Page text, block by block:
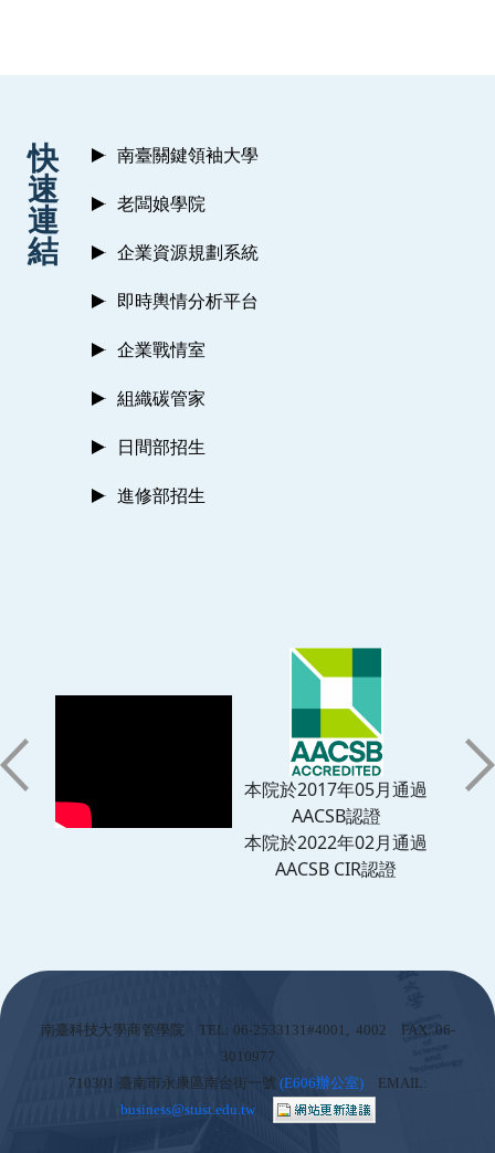
快
速
連
結
南臺關鍵領袖大學
老闆娘學院
企業資源規劃系統
即時輿情分析平台
企業戰情室
組織碳管家
日間部招生
進修部招生
本院於2017年05月通過
AACSB認證
本院於2022年02月通過
AACSB CIR認證
南臺科技大學商管學院 TEL: 06-2533131#4001, 4002 FAX: 06-
3010977
710301 臺南市永康區南台街一號 (E606辦公室)EMAIL:
business@stust.edu.tw